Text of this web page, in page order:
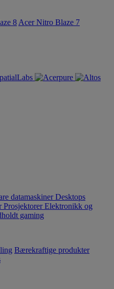
8 Acer Nitro Blaze 7
datamaskinerDesktops
ProsjektorerElektronikk og
gaming
Bærekraftige produkter